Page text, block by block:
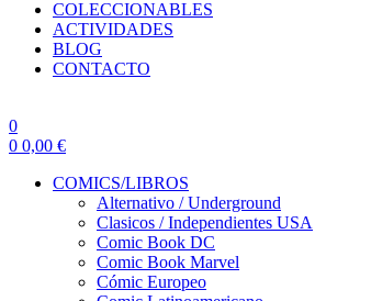
COLECCIONABLES
ACTIVIDADES
BLOG
CONTACTO
0
0 0,00 €
COMICS/LIBROS
Alternativo / Underground
Clasicos / Independientes USA
Comic Book DC
Comic Book Marvel
Cómic Europeo